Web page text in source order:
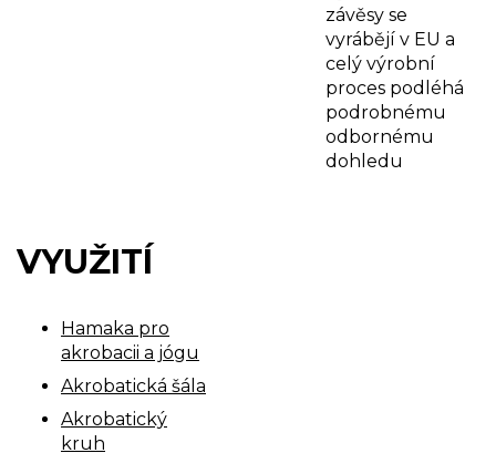
závěsy se
vyrábějí v EU a
celý výrobní
proces podléhá
podrobnému
odbornému
dohledu
VYUŽITÍ
Hamaka pro
akrobacii a jógu
Akrobatická šála
Akrobatický
kruh